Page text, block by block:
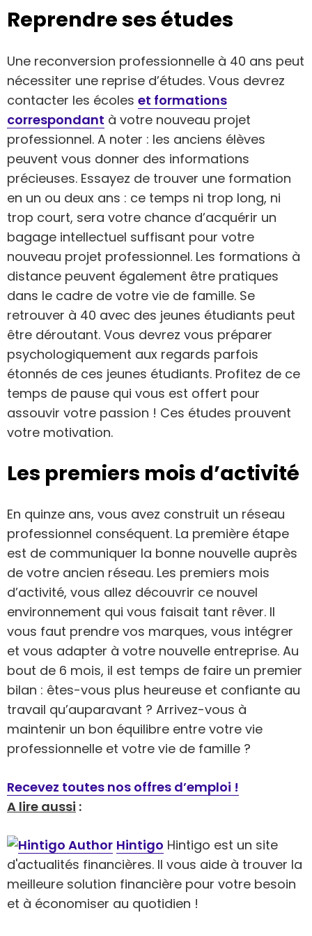
Reprendre ses études
Une reconversion professionnelle à 40 ans peut
nécessiter une reprise d’études. Vous devrez
contacter les écoles et formations
correspondant à votre nouveau projet
professionnel. A noter : les anciens élèves
peuvent vous donner des informations
précieuses. Essayez de trouver une formation
en un ou deux ans : ce temps ni trop long, ni
trop court, sera votre chance d’acquérir un
bagage intellectuel suffisant pour votre
nouveau projet professionnel. Les formations à
distance peuvent également être pratiques
dans le cadre de votre vie de famille. Se
retrouver à 40 avec des jeunes étudiants peut
être déroutant. Vous devrez vous préparer
psychologiquement aux regards parfois
étonnés de ces jeunes étudiants. Profitez de ce
temps de pause qui vous est offert pour
assouvir votre passion ! Ces études prouvent
votre motivation.
Les premiers mois d’activité
En quinze ans, vous avez construit un réseau
professionnel conséquent. La première étape
est de communiquer la bonne nouvelle auprès
de votre ancien réseau. Les premiers mois
d’activité, vous allez découvrir ce nouvel
environnement qui vous faisait tant rêver. Il
vous faut prendre vos marques, vous intégrer
et vous adapter à votre nouvelle entreprise. Au
bout de 6 mois, il est temps de faire un premier
bilan : êtes-vous plus heureuse et confiante au
travail qu’auparavant ? Arrivez-vous à
maintenir un bon équilibre entre votre vie
professionnelle et votre vie de famille ?
Recevez toutes nos offres d’emploi !
A lire aussi :
Hintigo Hintigo est un site
d'actualités financières. Il vous aide à trouver la
meilleure solution financière pour votre besoin
et à économiser au quotidien !